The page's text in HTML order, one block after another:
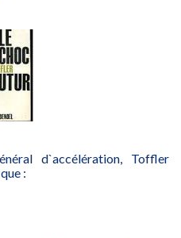
d`accélération, Toffler
: